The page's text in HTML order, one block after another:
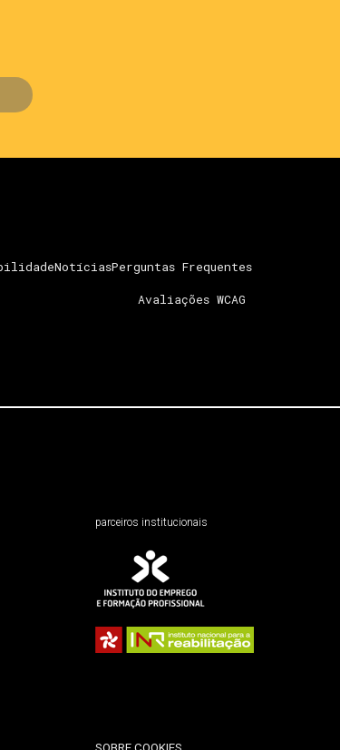
NotíciasPerguntas Frequentes
Avaliações WCAG
parceiros institucionais